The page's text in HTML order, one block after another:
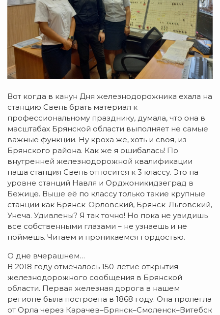
Вот когда в канун Дня железнодорожника ехала на
станцию Свень брать материал к
профессиональному празднику, думала, что она в
масштабах Брянской области выполняет не самые
важные функции. Ну кроха же, хоть и своя, из
Брянского района. Как же я ошибалась! По
внутренней железнодорожной квалификации
наша станция Свень относится к 3 классу. Это на
уровне станций Навля и Орджоникидзеград в
Бежице. Выше её по классу только такие крупные
станции как Брянск-Орловский, Брянск-Льговский,
Унеча. Удивлены? Я так точно! Но пока не увидишь
все собственными глазами – не узнаешь и не
поймешь. Читаем и проникаемся гордостью.
О дне вчерашнем…
В 2018 году отмечалось 150-летие открытия
железнодорожного сообщения в Брянской
области. Первая железная дорога в нашем
регионе была построена в 1868 году. Она пролегла
от Орла через Карачев–Брянск–Смоленск–Витебск